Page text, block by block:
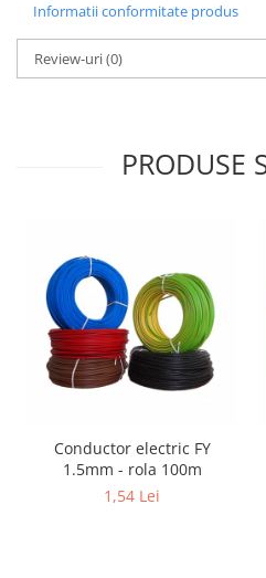
Gama Gewiss System
Gama Matix Bticino
Legrand Mosaic
Incara Legrand
Spoturi LED
Panouri LED
Lampi de Birou
Lampadare
Iluminat baie
Becuri și surse LED
Informatii conformitate produs
Review-uri(0)
PRODUSE
Conductor electric FY
1.5mm - rola 100m
1,54 Lei